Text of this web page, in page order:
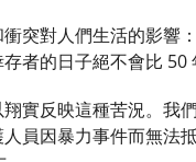
突對人們生活的影響
者的日子絕不會比 50
實反映這種苦況。我
員因暴力事件而無法